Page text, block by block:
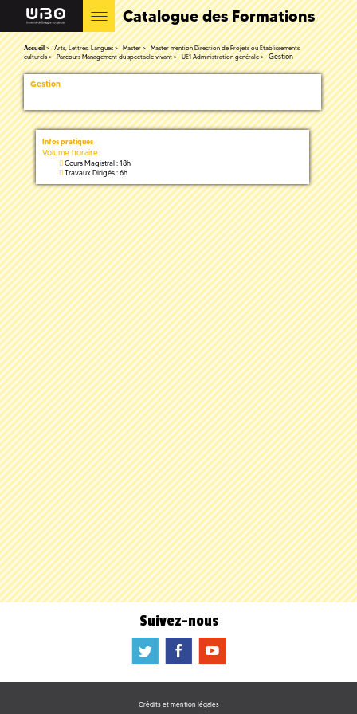
Catalogue des Formations
Accueil Arts, Lettres, Langues Master
Master mention Direction de Projets ou Etablissements
culturels
Parcours Management du spectacle vivant UE1 Administration générale Gestion
Gestion
Infos pratiques
Volume horaire
Cours Magistral : 18h
Travaux Dirigés : 6h
Suivez-nous
a b f
Crédits et mention légales